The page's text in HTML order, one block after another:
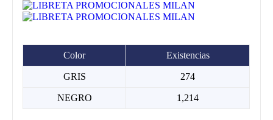
Color Existencias
GRIS 274
NEGRO 1,214